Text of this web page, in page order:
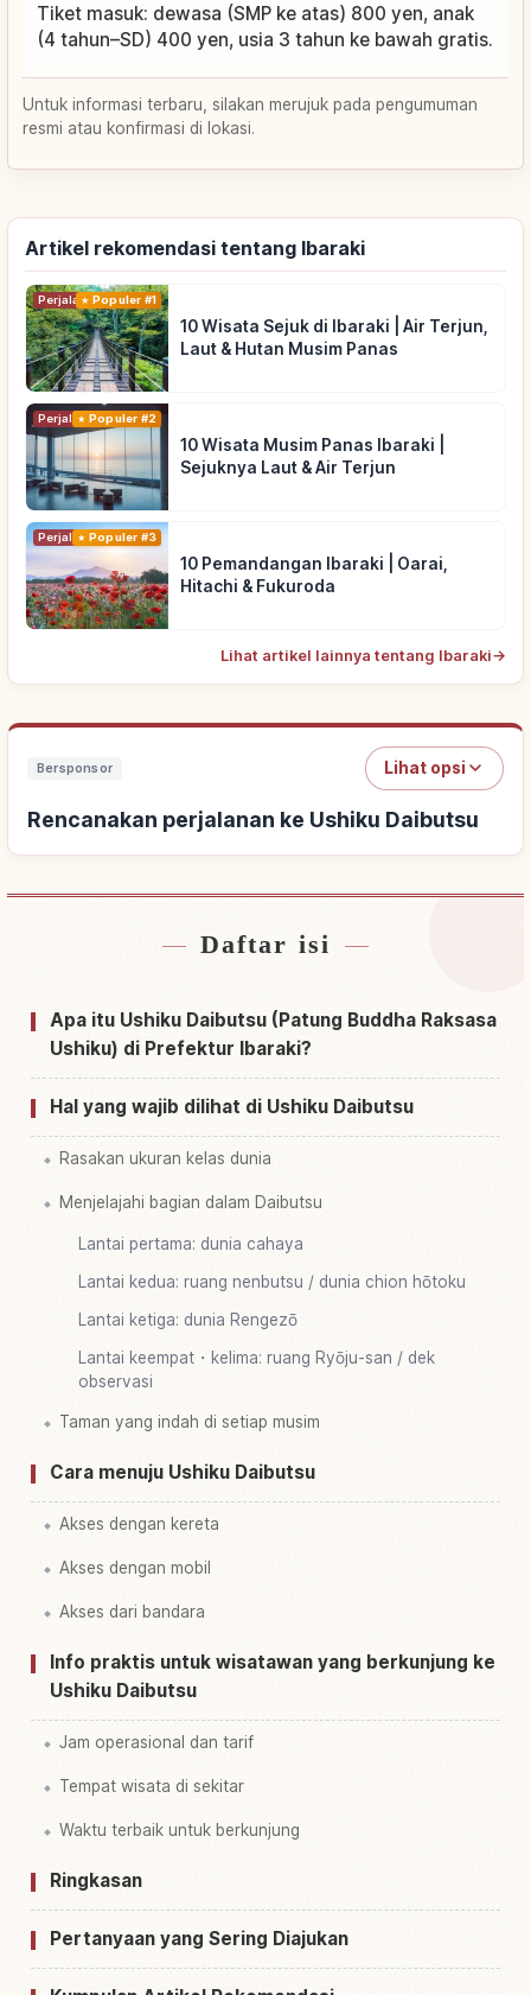
Tiket masuk: dewasa (SMP ke atas) 800 yen, anak
(4 tahun–SD) 400 yen, usia 3 tahun ke bawah gratis.
Untuk informasi terbaru, silakan merujuk pada pengumuman
resmi atau konfirmasi di lokasi.
Artikel rekomendasi tentang Ibaraki
PerjalananPopuler #1
10 Wisata Sejuk di Ibaraki | Air Terjun,
Laut & Hutan Musim Panas
PerjalananPopuler #2
10 Wisata Musim Panas Ibaraki |
Sejuknya Laut & Air Terjun
PerjalananPopuler #3
10 Pemandangan Ibaraki | Oarai,
Hitachi & Fukuroda
Lihat artikel lainnya tentang Ibaraki→
Bersponsor Lihat opsi
Rencanakan perjalanan ke Ushiku Daibutsu
Cari penginapan dekat Ushiku Daibutsu
Cari aktivitas di Ushiku Daibutsu↗
Daftar isi
Apa itu Ushiku Daibutsu (Patung Buddha Raksasa
Ushiku) di Prefektur Ibaraki?
Hal yang wajib dilihat di Ushiku Daibutsu
Rasakan ukuran kelas dunia
Menjelajahi bagian dalam Daibutsu
Lantai pertama: dunia cahaya
Lantai kedua: ruang nenbutsu / dunia chion hōtoku
Lantai ketiga: dunia Rengezō
Lantai keempat・kelima: ruang Ryōju-san / dek
observasi
Taman yang indah di setiap musim
Cara menuju Ushiku Daibutsu
Akses dengan kereta
Akses dengan mobil
Akses dari bandara
Info praktis untuk wisatawan yang berkunjung ke
Ushiku Daibutsu
Jam operasional dan tarif
Tempat wisata di sekitar
Waktu terbaik untuk berkunjung
Ringkasan
Pertanyaan yang Sering Diajukan